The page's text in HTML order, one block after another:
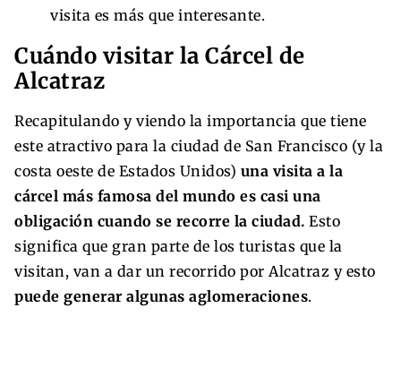
visita es más que interesante.
Cuándo visitar la Cárcel de
Alcatraz
Recapitulando y viendo la importancia que tiene
este atractivo para la ciudad de San Francisco (y la
costa oeste de Estados Unidos) una visita a la
cárcel más famosa del mundo es casi una
obligación cuando se recorre la ciudad. Esto
significa que gran parte de los turistas que la
visitan, van a dar un recorrido por Alcatraz y esto
puede generar algunas aglomeraciones.